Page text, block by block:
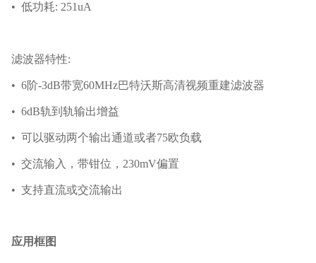
• 低功耗: 251uA
滤波器特性:
• 6阶-3dB带宽60MHz巴特沃斯高清视频重建滤波器
• 6dB轨到轨输出增益
• 可以驱动两个输出通道或者75欧负载
• 交流输入，带钳位，230mV偏置
• 支持直流或交流输出
应用框图